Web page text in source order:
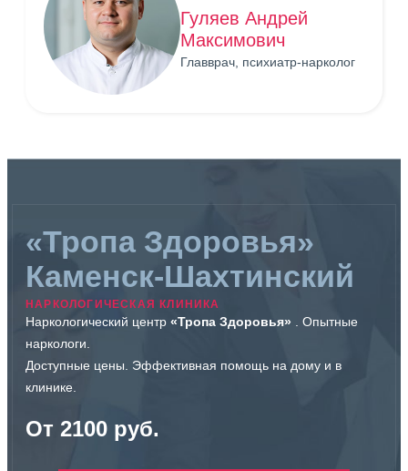
Гуляев Андрей
Максимович
Главврач, психиатр-нарколог
«Тропа Здоровья»
Каменск-Шахтинский
НАРКОЛОГИЧЕСКАЯ КЛИНИКА
Наркологический центр «Тропа Здоровья» . Опытные
наркологи.
Доступные цены. Эффективная помощь на дому и в
клинике.
От 2100 руб.